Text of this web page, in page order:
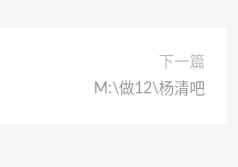
下一篇
M:\做12\杨清吧